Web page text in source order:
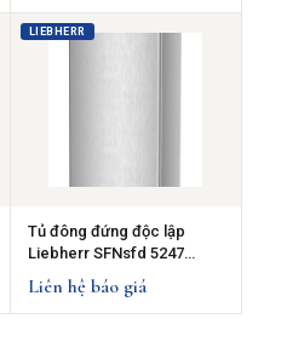
LIEBHERR
Tủ đông đứng độc lập
Liebherr SFNsfd 5247
NoFrost - 277L
Liên hệ báo giá